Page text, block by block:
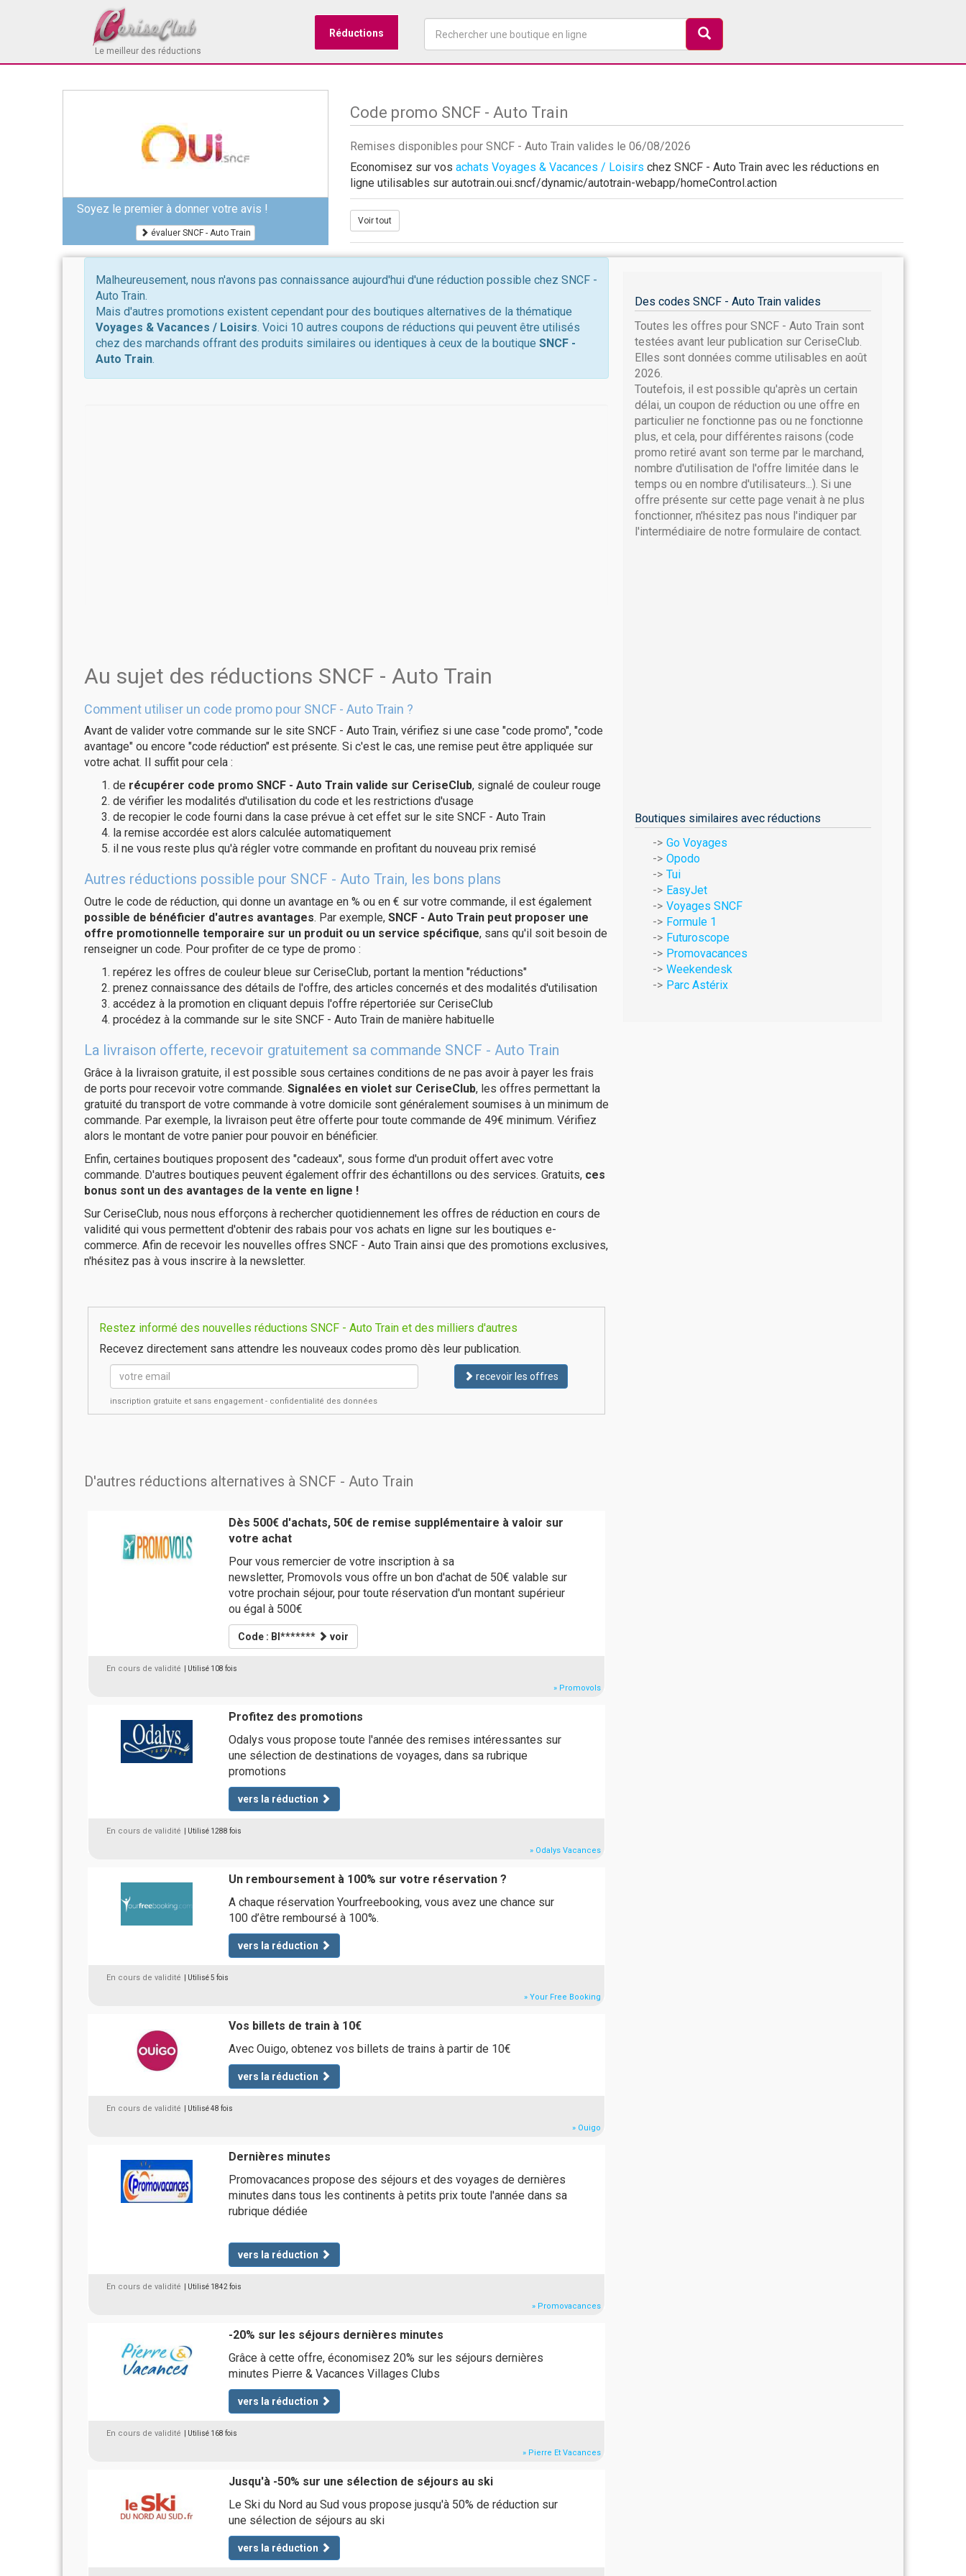
Le meilleur des réductions
Réductions
Soyez le premier à donner votre avis !
évaluer SNCF - Auto Train
Code promo SNCF - Auto Train
Remises disponibles pour SNCF - Auto Train valides le 06/08/2026
Economisez sur vos achats Voyages & Vacances / Loisirs chez SNCF - Auto Train avec les réductions en
ligne utilisables sur autotrain.oui.sncf/dynamic/autotrain-webapp/homeControl.action
Voir tout
Malheureusement, nous n'avons pas connaissance aujourd'hui d'une réduction possible chez SNCF -
Auto Train.
Mais d'autres promotions existent cependant pour des boutiques alternatives de la thématique
Voyages & Vacances / Loisirs. Voici 10 autres coupons de réductions qui peuvent être utilisés
chez des marchands offrant des produits similaires ou identiques à ceux de la boutique SNCF -
Auto Train.
Au sujet des réductions SNCF - Auto Train
Comment utiliser un code promo pour SNCF - Auto Train ?
Avant de valider votre commande sur le site SNCF - Auto Train, vérifiez si une case "code promo", "code
avantage" ou encore "code réduction" est présente. Si c'est le cas, une remise peut être appliquée sur
votre achat. Il suffit pour cela :
de récupérer code promo SNCF - Auto Train valide sur CeriseClub, signalé de couleur rouge
de vérifier les modalités d'utilisation du code et les restrictions d'usage
de recopier le code fourni dans la case prévue à cet effet sur le site SNCF - Auto Train
la remise accordée est alors calculée automatiquement
il ne vous reste plus qu'à régler votre commande en profitant du nouveau prix remisé
Autres réductions possible pour SNCF - Auto Train, les bons plans
Outre le code de réduction, qui donne un avantage en % ou en € sur votre commande, il est également
possible de bénéficier d'autres avantages. Par exemple, SNCF - Auto Train peut proposer une
offre promotionnelle temporaire sur un produit ou un service spécifique, sans qu'il soit besoin de
renseigner un code. Pour profiter de ce type de promo :
repérez les offres de couleur bleue sur CeriseClub, portant la mention "réductions"
prenez connaissance des détails de l'offre, des articles concernés et des modalités d'utilisation
accédez à la promotion en cliquant depuis l'offre répertoriée sur CeriseClub
procédez à la commande sur le site SNCF - Auto Train de manière habituelle
La livraison offerte, recevoir gratuitement sa commande SNCF - Auto Train
Grâce à la livraison gratuite, il est possible sous certaines conditions de ne pas avoir à payer les frais
de ports pour recevoir votre commande. Signalées en violet sur CeriseClub, les offres permettant la
gratuité du transport de votre commande à votre domicile sont généralement soumises à un minimum de
commande. Par exemple, la livraison peut être offerte pour toute commande de 49€ minimum. Vérifiez
alors le montant de votre panier pour pouvoir en bénéficier.
Enfin, certaines boutiques proposent des "cadeaux", sous forme d'un produit offert avec votre
commande. D'autres boutiques peuvent également offrir des échantillons ou des services. Gratuits, ces
bonus sont un des avantages de la vente en ligne !
Sur CeriseClub, nous nous efforçons à rechercher quotidiennement les offres de réduction en cours de
validité qui vous permettent d'obtenir des rabais pour vos achats en ligne sur les boutiques e-
commerce. Afin de recevoir les nouvelles offres SNCF - Auto Train ainsi que des promotions exclusives,
n'hésitez pas à vous inscrire à la newsletter.
Restez informé des nouvelles réductions SNCF - Auto Train et des milliers d'autres
Recevez directement sans attendre les nouveaux codes promo dès leur publication.
recevoir les offres
inscription gratuite et sans engagement - confidentialité des données
D'autres réductions alternatives à SNCF - Auto Train
Dès 500€ d'achats, 50€ de remise supplémentaire à valoir sur
votre achat
Pour vous remercier de votre inscription à sa
newsletter, Promovols vous offre un bon d'achat de 50€ valable sur
votre prochain séjour, pour toute réservation d'un montant supérieur
ou égal à 500€
Code : BI******* voir
En cours de validité | Utilisé 108 fois
» Promovols
Profitez des promotions
Odalys vous propose toute l'année des remises intéressantes sur
une sélection de destinations de voyages, dans sa rubrique
promotions
vers la réduction
En cours de validité | Utilisé 1288 fois
» Odalys Vacances
Un remboursement à 100% sur votre réservation ?
A chaque réservation Yourfreebooking, vous avez une chance sur
100 d’être remboursé à 100%.
vers la réduction
En cours de validité | Utilisé 5 fois
» Your Free Booking
Vos billets de train à 10€
Avec Ouigo, obtenez vos billets de trains à partir de 10€
vers la réduction
En cours de validité | Utilisé 48 fois
» Ouigo
Dernières minutes
Promovacances propose des séjours et des voyages de dernières
minutes dans tous les continents à petits prix toute l'année dans sa
rubrique dédiée
vers la réduction
En cours de validité | Utilisé 1842 fois
» Promovacances
-20% sur les séjours dernières minutes
Grâce à cette offre, économisez 20% sur les séjours dernières
minutes Pierre & Vacances Villages Clubs
vers la réduction
En cours de validité | Utilisé 168 fois
» Pierre Et Vacances
Jusqu'à -50% sur une sélection de séjours au ski
Le Ski du Nord au Sud vous propose jusqu'à 50% de réduction sur
une sélection de séjours au ski
vers la réduction
Des codes SNCF - Auto Train valides
Toutes les offres pour SNCF - Auto Train sont
testées avant leur publication sur CeriseClub.
Elles sont données comme utilisables en août
2026.
Toutefois, il est possible qu'après un certain
délai, un coupon de réduction ou une offre en
particulier ne fonctionne pas ou ne fonctionne
plus, et cela, pour différentes raisons (code
promo retiré avant son terme par le marchand,
nombre d'utilisation de l'offre limitée dans le
temps ou en nombre d'utilisateurs...). Si une
offre présente sur cette page venait à ne plus
fonctionner, n'hésitez pas nous l'indiquer par
l'intermédiaire de notre formulaire de contact.
Boutiques similaires avec réductions
Go Voyages
Opodo
Tui
EasyJet
Voyages SNCF
Formule 1
Futuroscope
Promovacances
Weekendesk
Parc Astérix